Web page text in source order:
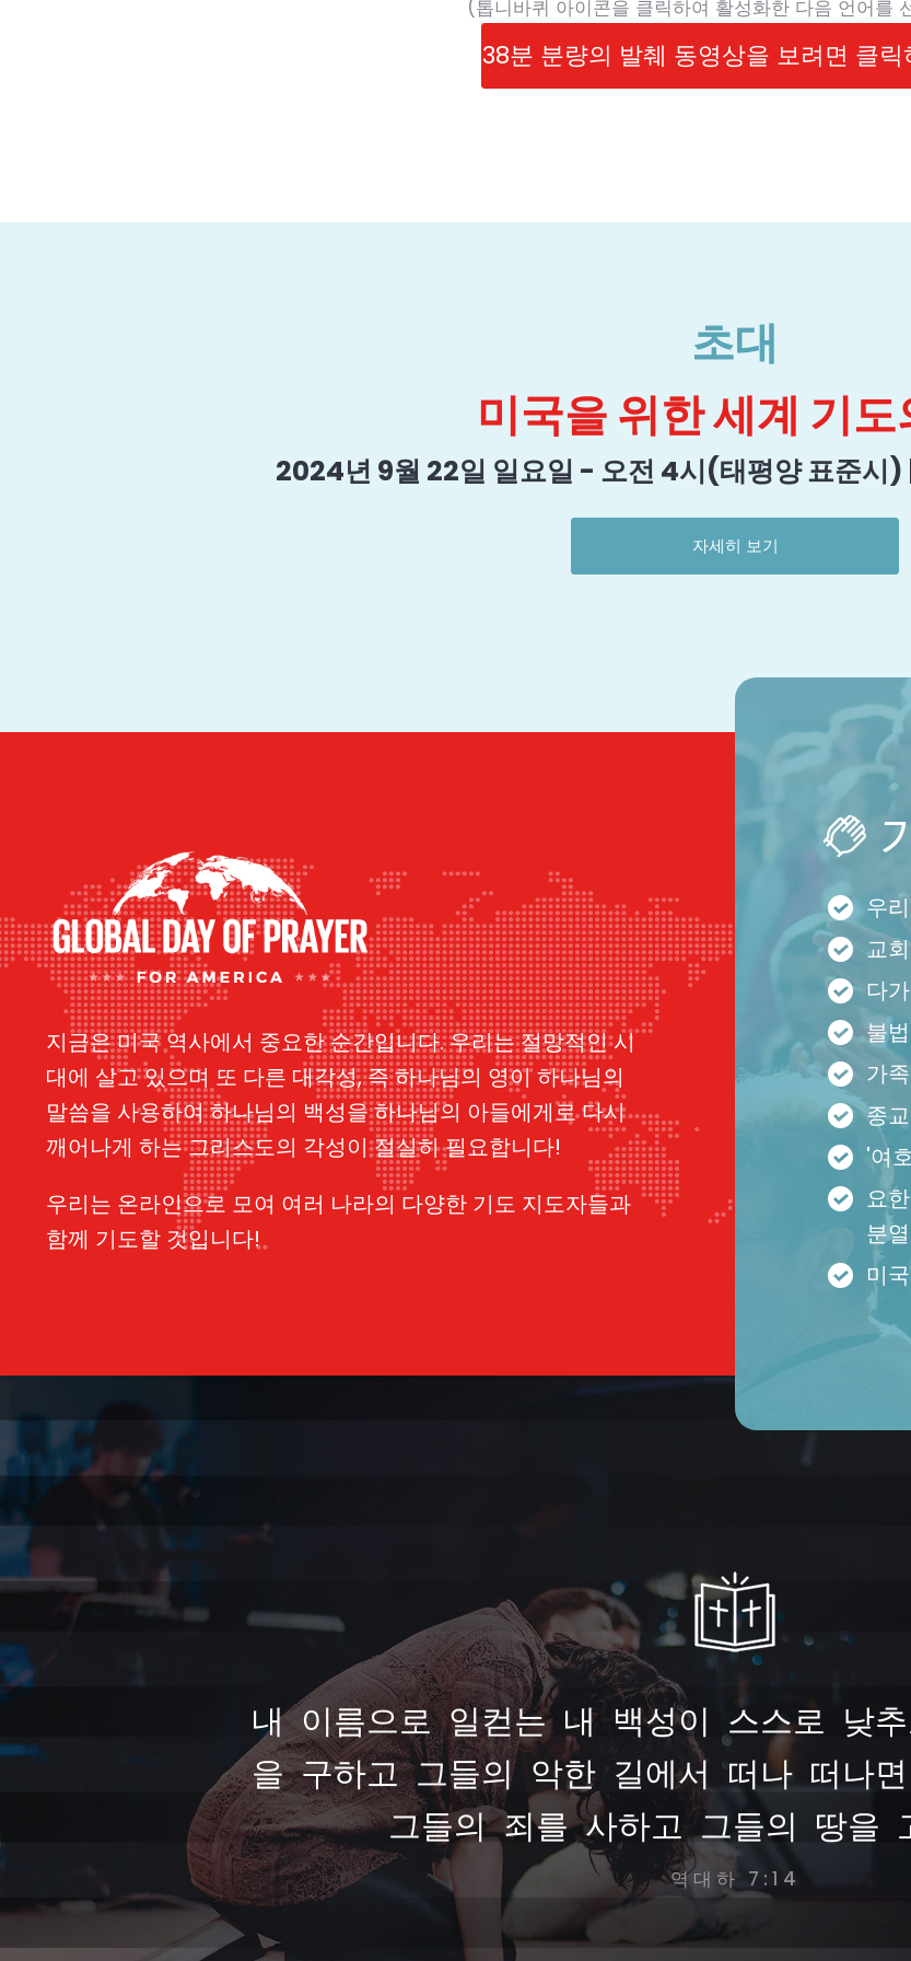
(톱니바퀴 아이콘을 클릭하여 활성화한 다음 언어를
38분 분량의 발췌 동영상을 보려면 클릭
초대
미국을 위한 세계 기도
2024년 9월 22일 일요일 - 오전 4시(태평양 표준시
자세히 보기
지금은 미국 역사에서 중요한 순간입니다. 우리는 절망적인 시
대에 살고 있으며 또 다른 대각성, 즉 하나님의 영이 하나님의
말씀을 사용하여 하나님의 백성을 하나님의 아들에게로 다시
깨어나게 하는 그리스도의 각성이 절실히 필요합니다!
우리는 온라인으로 모여 여러 나라의 다양한 기도 지도자들과
함께 기도할 것입니다!
우
교
다
불
가
종
'여
요
분
미
내 이름으로 일컫는 내 백성이 스스로 낮
을 구하고 그들의 악한 길에서 떠나 떠나
그들의 죄를 사하고 그들의 땅을
역대하 7:14